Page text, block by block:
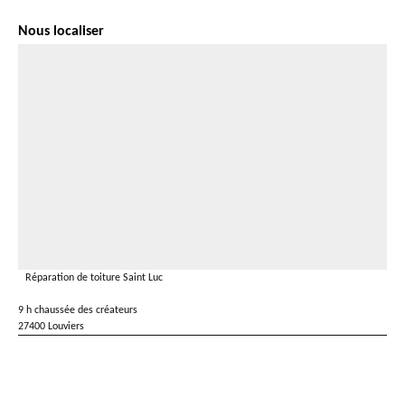
Nous localiser
Réparation de toiture Saint Luc
9 h chaussée des créateurs
27400 Louviers